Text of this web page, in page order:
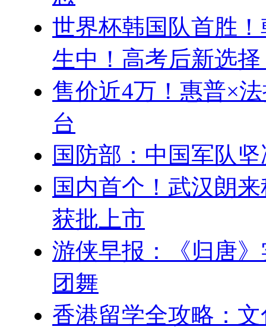
世界杯韩国队首胜
生中！高考后新选
售价近4万！惠普×
台
国防部：中国军队
国内首个！武汉朗
获批上市
游侠早报：《归唐
团舞
香港留学全攻略：